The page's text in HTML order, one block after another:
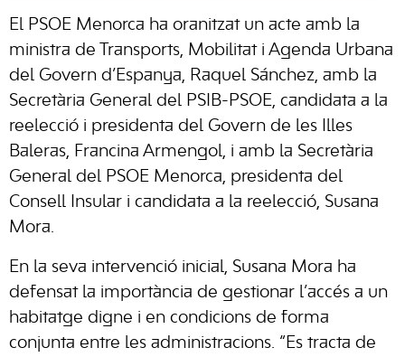
El PSOE Menorca ha oranitzat un acte amb la
ministra de Transports, Mobilitat i Agenda Urbana
del Govern d’Espanya, Raquel Sánchez, amb la
Secretària General del PSIB-PSOE, candidata a la
reelecció i presidenta del Govern de les Illes
Baleras, Francina Armengol, i amb la Secretària
General del PSOE Menorca, presidenta del
Consell Insular i candidata a la reelecció, Susana
Mora.
En la seva intervenció inicial, Susana Mora ha
defensat la importància de gestionar l’accés a un
habitatge digne i en condicions de forma
conjunta entre les administracions. “Es tracta de